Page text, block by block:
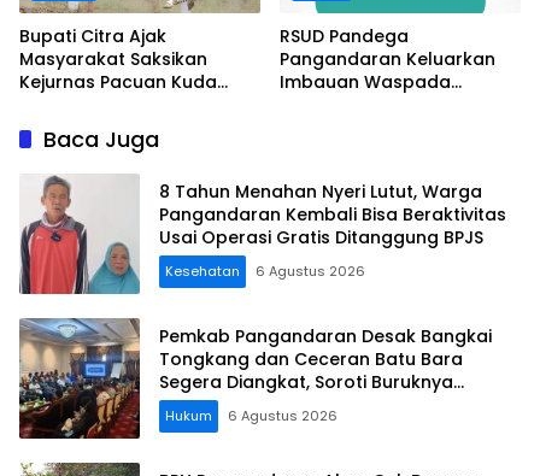
Bupati Citra Ajak
Masyarakat Saksikan
Kejurnas Pacuan Kuda
Legokjawa
RSUD Pandega
Pangandaran Keluarkan
Imbauan Waspada
Baca Juga
8 Tahun Menahan Nyeri Lutut, Warga
Pangandaran Kembali Bisa Beraktivitas
Usai Operasi Gratis Ditanggung BPJS
Kesehatan 6 Agustus 2026
Pemkab Pangandaran Desak Bangkai
Tongkang dan Ceceran Batu Bara
Segera Diangkat, Soroti Buruknya
Koordinasi Perusahaan
Hukum 6 Agustus 2026